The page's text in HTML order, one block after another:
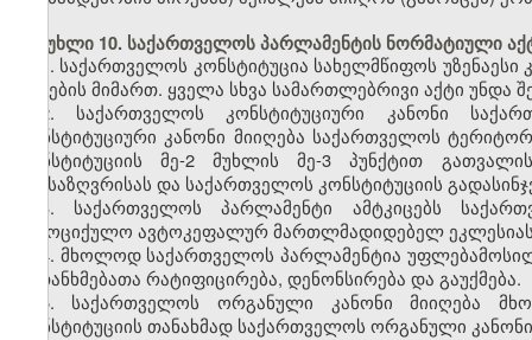
მუხლი 10. საქართველოს პარლამენტის ნორმატიული
1. საქართველოს კონსტიტუცია სახელმწიფოს
აქტების მიმართ. ყველა სხვა სამართლებრივი აქტი უნდა
2. საქართველოს კონსტიტუციური კანონი
კონსტიტუციური კანონი მიიღება საქართველოს
კონსტიტუციის მე-2 მუხლის მე-3 პუნქტით
განსაზღვრისას და საქართველოს კონსტიტუციის
3. საქართველოს პარლამენტი ამტკიცებს
სამოციქულო ავტოკეფალურ მართლმადიდებელ
4. მხოლოდ საქართველოს პარლამენტია
შეთანხმებათა რატიფიცირება, დენონსირება და გაუქმება.
5. საქართველოს ორგანული კანონი მიიღება
კონსტიტუციის თანახმად საქართველოს ორგანული